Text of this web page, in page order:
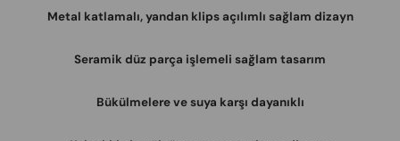
Metal katlamalı, yandan klips açılımlı sağlam dizayn
Seramik düz parça işlemeli sağlam tasarım
Bükülmelere ve suya karşı dayanıklı